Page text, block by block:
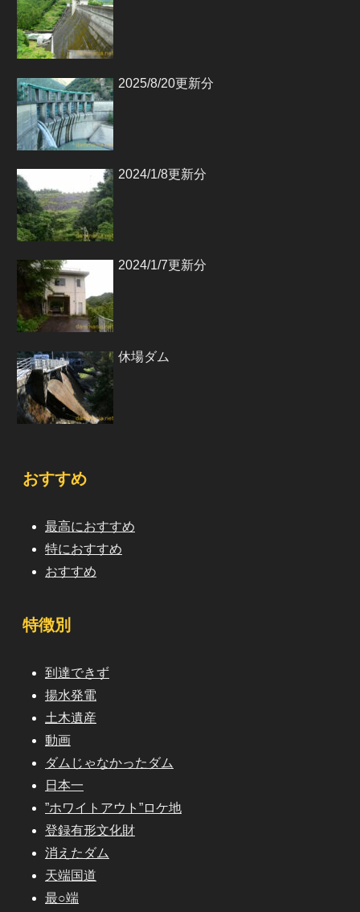
2025/8/20更新分
2024/1/8更新分
2024/1/7更新分
休場ダム
おすすめ
最高におすすめ
特におすすめ
おすすめ
特徴別
到達できず
揚水発電
土木遺産
動画
ダムじゃなかったダム
日本一
”ホワイトアウト”ロケ地
登録有形文化財
消えたダム
天端国道
最○端